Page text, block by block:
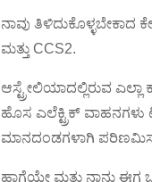
ನಾವು ತಿಳಿದುಕೊಳ್ಳಬೇಕಾದ
ಮತ್ತು CCS2.
ಆಸ್ಟ್ರೇಲಿಯಾದಲ್ಲಿರುವ
ಹೊಸ ಎಲೆಕ್ಟ್ರಿಕ್ ವಾಹನಗಳು
ಮಾನದಂಡಗಳಾಗಿ
ಹಾಗೆಯೇ ಮತ್ತು ನಾನು ಈಗ